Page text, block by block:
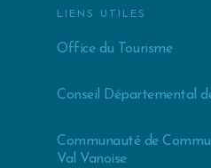
LIENS UTILES
Office du Tourisme
Conseil Départemental
Communauté de
Val Vanoise